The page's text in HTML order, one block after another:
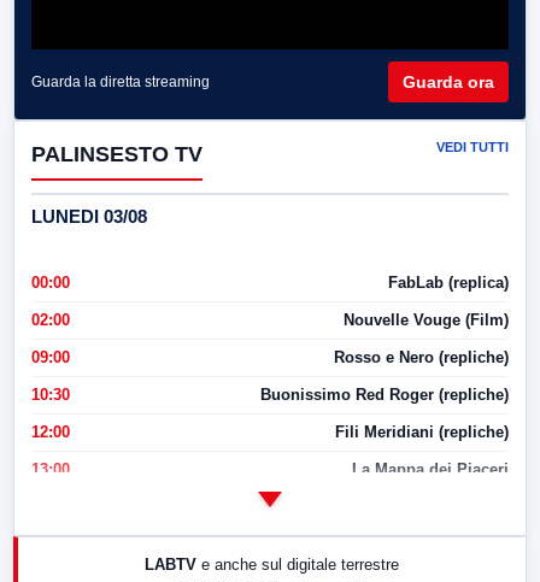
Guarda la diretta streaming Guarda ora
PALINSESTO TV VEDI TUTTI
LUNEDI 03/08
00:00 FabLab (replica)
02:00 Nouvelle Vouge (Film)
09:00 Rosso e Nero (repliche)
10:30 Buonissimo Red Roger (repliche)
12:00 Fili Meridiani (repliche)
13:00 La Mappa dei Piaceri
17:00 LabNews (replica)
LABTV e anche sul digitale terrestre